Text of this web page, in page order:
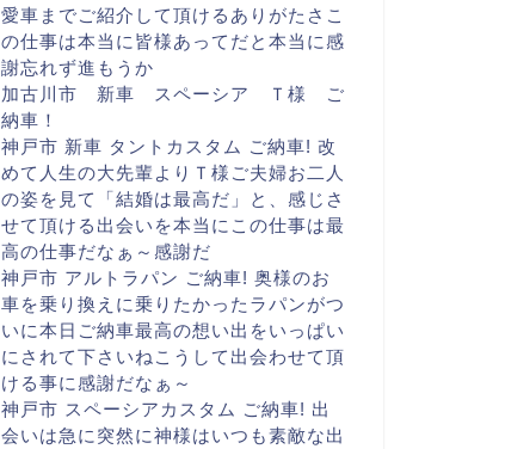
愛車までご紹介して頂けるありがたさ こ
の仕事は本当に 皆様あってだと 本当に感
謝忘れず進もうか
加古川市 新車 スペーシア Ｔ様 ご
納車！
神戸市 新車 タントカスタム ご納車! 改
めて人生の大先輩より Ｔ様ご夫婦お二人
の姿を見て
「結婚は最高だ 」と、感じさ
せて頂ける出会いを本当にこの仕事は最
高の仕事だなぁ～ 感謝だ
神戸市 アルトラパン ご納車! 奥様のお
車を乗り換えに乗りたかったラパンがつ
いに本日ご納車最高の想い出をいっぱい
に されて下さいね こうして出会わせて頂
ける事に感謝だなぁ～
神戸市 スペーシアカスタム ご納車! 出
会いは急に 突然に神様はいつも素敵な出